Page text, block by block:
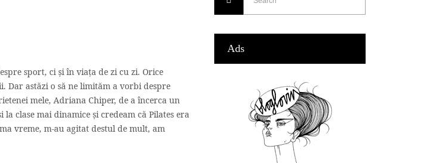
sport, ci și în viața de zi cu zi. Orice
Dar astăzi o să ne limităm a vorbi despre
mele, Adriana Chiper, de a încerca un
clase mai dinamice și credeam că Pilates era
vreme, m-au agitat destul de mult, am
Ads